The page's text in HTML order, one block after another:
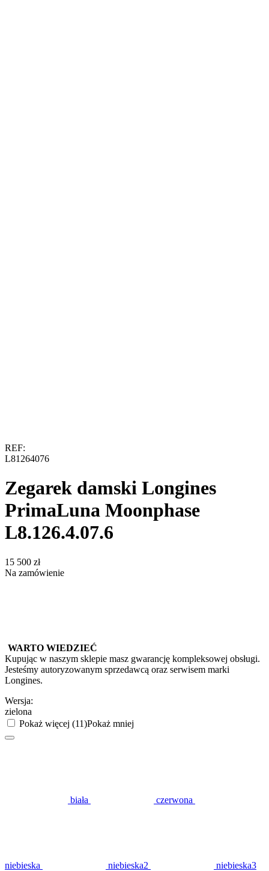
REF:
L81264076
Zegarek damski Longines
PrimaLuna Moonphase
L8.126.4.07.6
‍15 500‍ zł
Na zamówienie
WARTO WIEDZIEĆ
Kupując w naszym sklepie masz gwarancję kompleksowej obsługi.
Jesteśmy autoryzowanym sprzedawcą oraz serwisem marki
Longines.
Wersja:
zielona
Pokaż więcej (11)Pokaż mniej
biała czerwona
niebieska niebieska2 niebieska3